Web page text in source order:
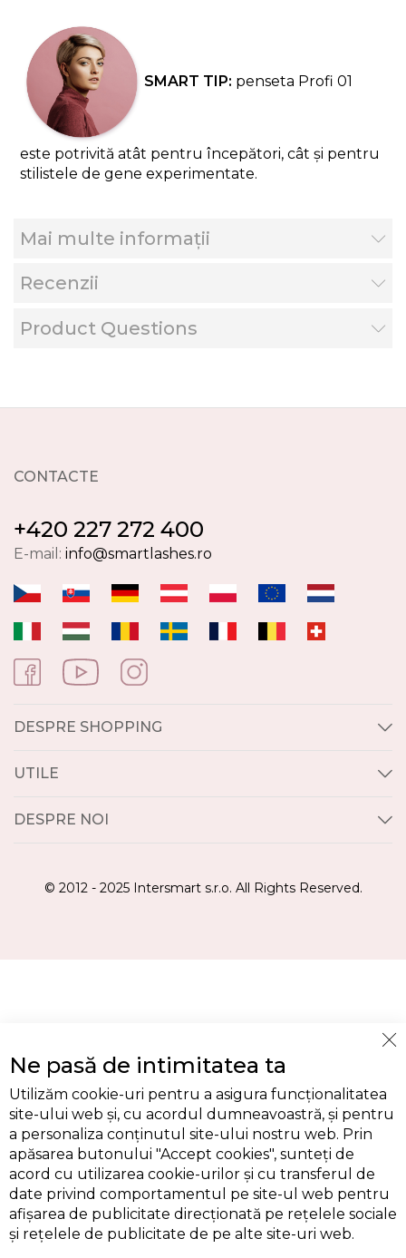
SMART TIP: penseta Profi 01
este potrivită atât pentru începători, cât și pentru
stilistele de gene experimentate.
Mai multe informații
Recenzii
Product Questions
CONTACTE
+420 227 272 400
E-mail: info@smartlashes.ro
DESPRE SHOPPING
UTILE
DESPRE NOI
© 2012 - 2025 Intersmart s.r.o. All Rights Reserved.
Ne pasă de intimitatea ta
Utilizăm cookie-uri pentru a asigura funcționalitatea
site-ului web și, cu acordul dumneavoastră, și pentru
a personaliza conținutul site-ului nostru web. Prin
apăsarea butonului "Accept cookies", sunteți de
acord cu utilizarea cookie-urilor și cu transferul de
date privind comportamentul pe site-ul web pentru
afișarea de publicitate direcționată pe rețelele sociale
și rețelele de publicitate de pe alte site-uri web.